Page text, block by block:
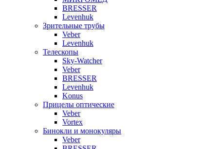
BRESSER
Levenhuk
Зрительные трубы
Veber
Levenhuk
Телескопы
Sky-Watcher
Veber
BRESSER
Levenhuk
Konus
Прицелы оптические
Veber
Vortex
Бинокли и монокуляры
Veber